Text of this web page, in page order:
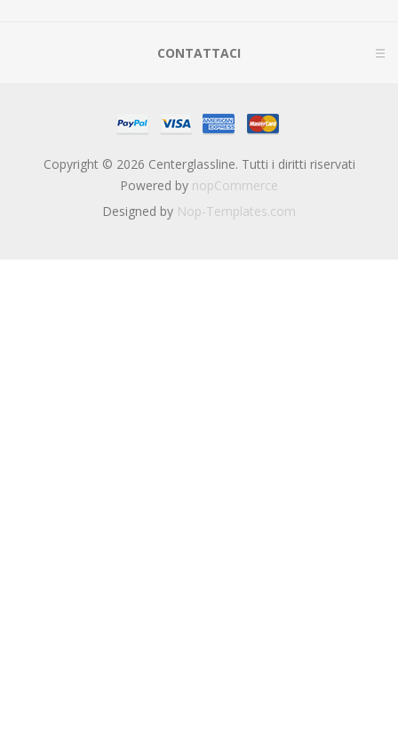
CONTATTACI
Copyright © 2026 Centerglassline. Tutti i diritti riservati
Powered by nopCommerce
Designed by Nop-Templates.com